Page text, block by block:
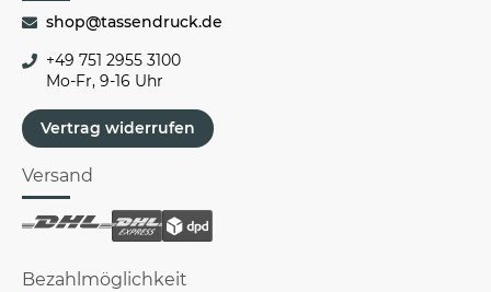
shop@tassendruck.de
+49 751 2955 3100
Mo-Fr, 9-16 Uhr
Vertrag widerrufen
Versand
Bezahlmöglichkeit